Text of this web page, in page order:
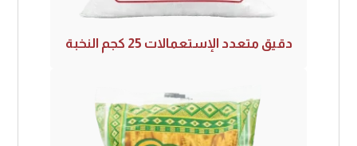
دقيق متعدد الإستعمالات 25 كجم النخبة